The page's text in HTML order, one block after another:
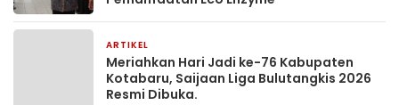
ARTIKEL
Meriahkan Hari Jadi ke-76 Kabupaten
Kotabaru, Saijaan Liga Bulutangkis 2026
Resmi Dibuka.